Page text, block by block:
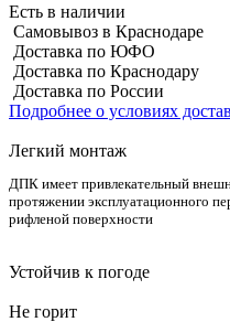
Есть в наличии
Самовывоз в Краснодаре
Доставка по ЮФО
Доставка по Краснодару
Доставка по России
Подробнее о условиях
Легкий монтаж
ДПК имеет привлекательный
протяжении эксплуатационного
рифленой поверхности
Устойчив к погоде
Не горит